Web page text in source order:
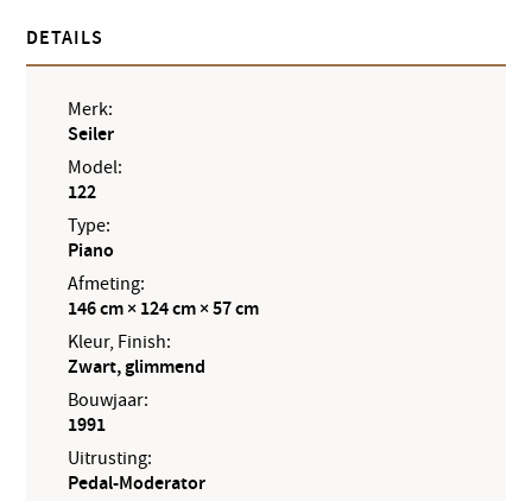
DETAILS
Merk:
Seiler
Model:
122
Type:
Piano
Afmeting:
146 cm × 124 cm × 57 cm
Kleur, Finish:
Zwart, glimmend
Bouwjaar:
1991
Uitrusting:
Pedal-Moderator